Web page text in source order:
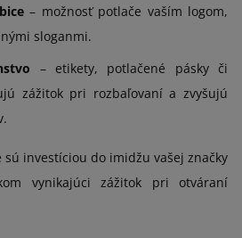
– možnosť potlače vaším logom,
sloganmi.
– etikety, potlačené pásky či
zážitok pri rozbaľovaní a zvyšujú
sú investíciou do imidžu vašej značky
vynikajúci zážitok pri otváraní